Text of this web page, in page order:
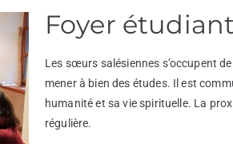
Foyer
Les sœurs salésiennes s’occupent
mener à bien des études. Il est
humanité et sa vie spirituelle. La
régulière.